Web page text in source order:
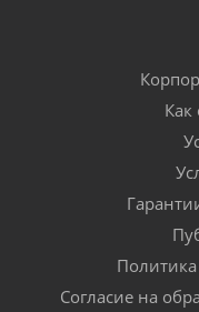
Как
Согласие на